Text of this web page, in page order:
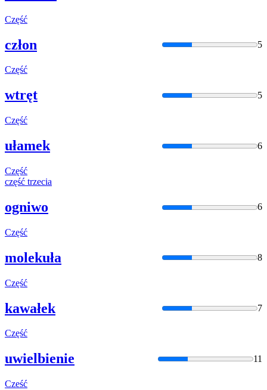
Część
człon 5
Część
wtręt 5
Część
ułamek 6
Część
część trzecia
ogniwo 6
Część
molekuła 8
Część
kawałek 7
Część
uwielbienie 11
Cześć